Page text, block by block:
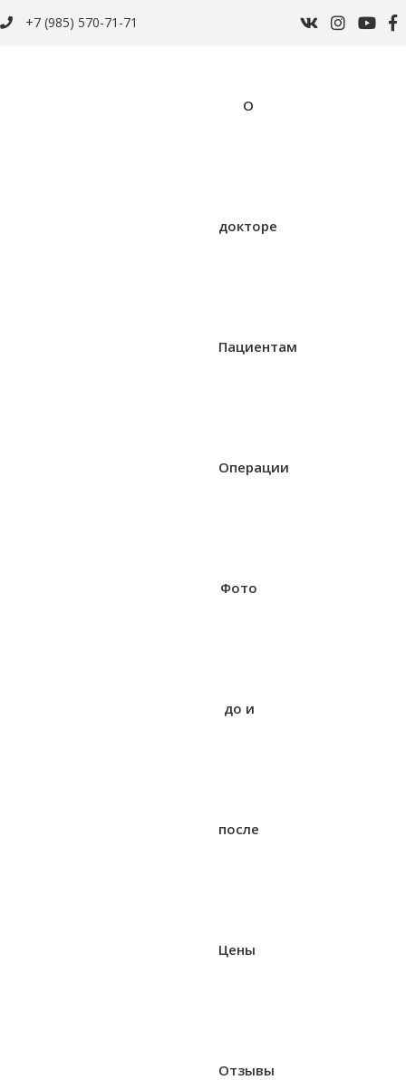
+7 (985) 570-71-71
О
докторе
Пациентам
Операции
Фото
до и
после
Цены
Отзывы